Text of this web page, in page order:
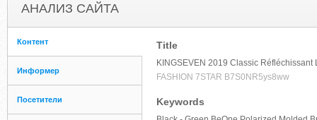
АНАЛИЗ САЙТА
Контент
Информер
Посетители
Title
KINGSEVEN 2019 Classic
FASHION 7STAR B7S0NR5ys8ww
Keywords